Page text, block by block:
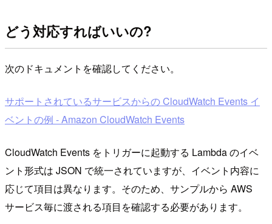
どう対応すればいいの?
次のドキュメントを確認してください。
サポートされているサービスからの CloudWatch Events イ
ベントの例 - Amazon CloudWatch Events
CloudWatch Events をトリガーに起動する Lambda のイベ
ント形式は JSON で統一されていますが、イベント内容に
応じて項目は異なります。そのため、サンプルから AWS
サービス毎に渡される項目を確認する必要があります。